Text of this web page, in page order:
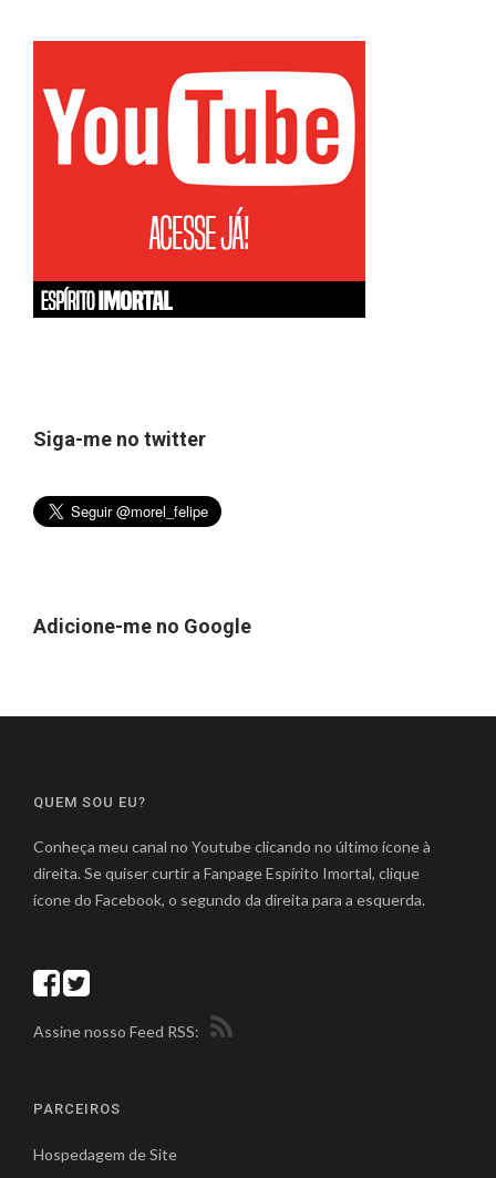
Siga-me no twitter
Adicione-me no Google
QUEM SOU EU?
Conheça meu canal no Youtube clicando no último ícone à
direita. Se quiser curtir a Fanpage Espírito Imortal, clique
ícone do Facebook, o segundo da direita para a esquerda.
Assine nosso Feed RSS:
PARCEIROS
Hospedagem de Site